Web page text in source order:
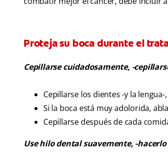
Proteja su boca durante el
Cepillarse cuidadosamente, -
Cepillarse los dientes -y la
Si la boca está muy adolorida,
Cepillarse después de cada
Use hilo dental suavemente, -